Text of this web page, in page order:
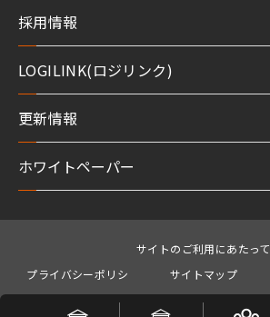
採用情報
LOGILINK(ロジリンク)
更新情報
ホワイトペーパー
サイトのご利用にあたって
プライバシーポリシ
ー
サイトマップ